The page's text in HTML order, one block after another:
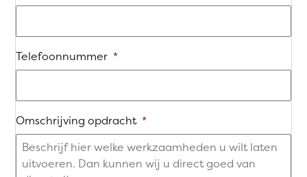
Telefoonnummer *
Omschrijving opdracht *